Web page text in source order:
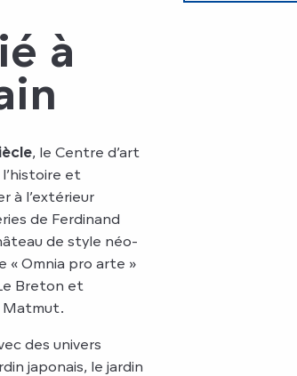
à
, le Centre d’art
et
à l’extérieur
de Ferdinand
de style néo-
« Omnia pro arte »
Breton et
Matmut.
des univers
japonais, le jardin